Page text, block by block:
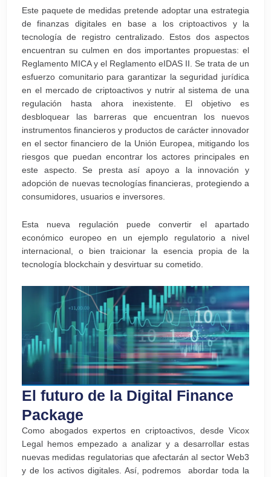
Este paquete de medidas pretende adoptar una estrategia
de finanzas digitales en base a los criptoactivos y la
tecnología de registro centralizado. Estos dos aspectos
encuentran su culmen en dos importantes propuestas: el
Reglamento MICA y el Reglamento eIDAS II. Se trata de un
esfuerzo comunitario para garantizar la seguridad jurídica
en el mercado de criptoactivos y nutrir al sistema de una
regulación hasta ahora inexistente. El objetivo es
desbloquear las barreras que encuentran los nuevos
instrumentos financieros y productos de carácter innovador
en el sector financiero de la Unión Europea, mitigando los
riesgos que puedan encontrar los actores principales en
este aspecto. Se presta así apoyo a la innovación y
adopción de nuevas tecnologías financieras, protegiendo a
consumidores, usuarios e inversores.
Esta nueva regulación puede convertir el apartado
económico europeo en un ejemplo regulatorio a nivel
internacional, o bien traicionar la esencia propia de la
tecnología blockchain y desvirtuar su cometido.
El futuro de la Digital Finance
Package
Como abogados expertos en criptoactivos, desde Vicox
Legal hemos empezado a analizar y a desarrollar estas
nuevas medidas regulatorias que afectarán al sector Web3
y de los activos digitales. Así, podremos abordar toda la